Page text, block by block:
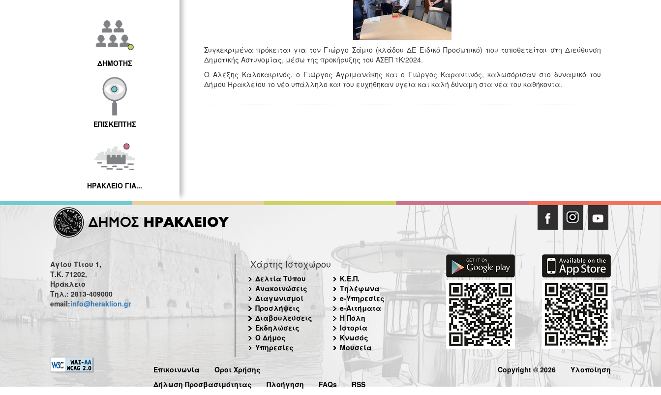
ΔΗΜΟΤΗΣ
ΕΠΙΣΚΕΠΤΗΣ
ΗΡΑΚΛΕΙΟ ΓΙΑ...
Συγκεκριμένα πρόκειται για τον Γιώργο Σάμιο (κλάδου ΔΕ Ειδικό Προσωπικό) που τοποθετείται στη Διεύθυνση
Δημοτικής Αστυνομίας, μέσω της προκήρυξης του ΑΣΕΠ 1Κ/2024.
Ο Αλέξης Καλοκαιρινός, ο Γιώργος Αγριμανάκης και ο Γιώργος Καραντινός, καλωσόρισαν στο δυναμικό του
Δήμου Ηρακλείου το νέο υπάλληλο και του ευχήθηκαν υγεία και καλή δύναμη στα νέα του καθήκοντα.
Αγίου Τίτου 1,
Τ.Κ. 71202,
Ηράκλειο
Τηλ.: 2813-409000
email:info@heraklion.gr
Χάρτης Ιστοχώρου
Δελτία Τύπου
Ανακοινώσεις
Διαγωνισμοί
Προσλήψεις
Διαβουλεύσεις
Εκδηλώσεις
Ο Δήμος
Υπηρεσίες
Κ.Ε.Π.
Τηλέφωνα
e-Υπηρεσίες
e-Αιτήματα
Η Πόλη
Ιστορία
Κνωσός
Μουσεία
Επικοινωνία
Όροι Χρήσης
Δήλωση Προσβασιμότητας
Πλοήγηση FAQs RSS
Copyright © 2026 Υλοποίηση